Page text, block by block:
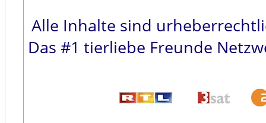
Alle Inhalte sind
Das #1 tierliebe Freunde